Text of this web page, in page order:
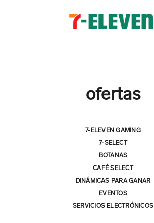
ofertas
7-ELEVEN GAMING
7-SELECT
BOTANAS
CAFÉ SELECT
DINÁMICAS PARA GANAR
EVENTOS
SERVICIOS ELECTRÓNICOS